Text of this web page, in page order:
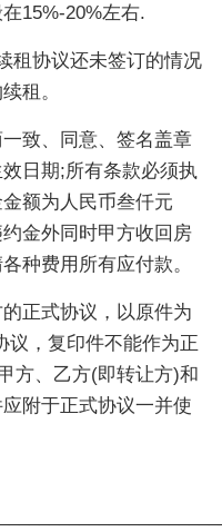
15%-20%左右.
租协议还未签订的情况
租。
致、同意、签名盖章
日期;所有条款必须执
额为人民币叁仟元
金外同时甲方收回房
种费用所有应付款。
正式协议，以原件为
议，复印件不能作为正
方、乙方(即转让方)和
附于正式协议一并使